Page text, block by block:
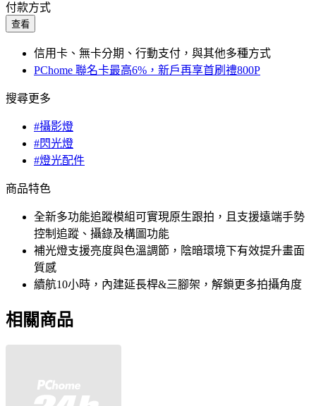
付款方式
查看
信用卡、無卡分期、行動支付，與其他多種方式
PChome 聯名卡最高6%，新戶再享首刷禮800P
搜尋更多
#攝影燈
#閃光燈
#燈光配件
商品特色
全新多功能追蹤模組可實現原生跟拍，且支援遠端手勢
控制追蹤、攝錄及構圖功能
補光燈支援亮度與色溫調節，陰暗環境下有效提升畫面
質感
續航10小時，內建延長桿&三腳架，解鎖更多拍攝角度
相關商品